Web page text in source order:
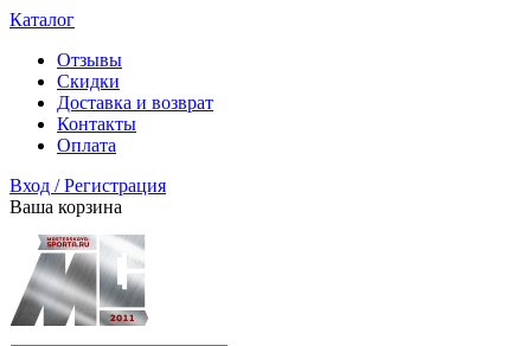
Каталог
Отзывы
Скидки
Доставка и возврат
Контакты
Оплата
Вход / Регистрация
Ваша корзина